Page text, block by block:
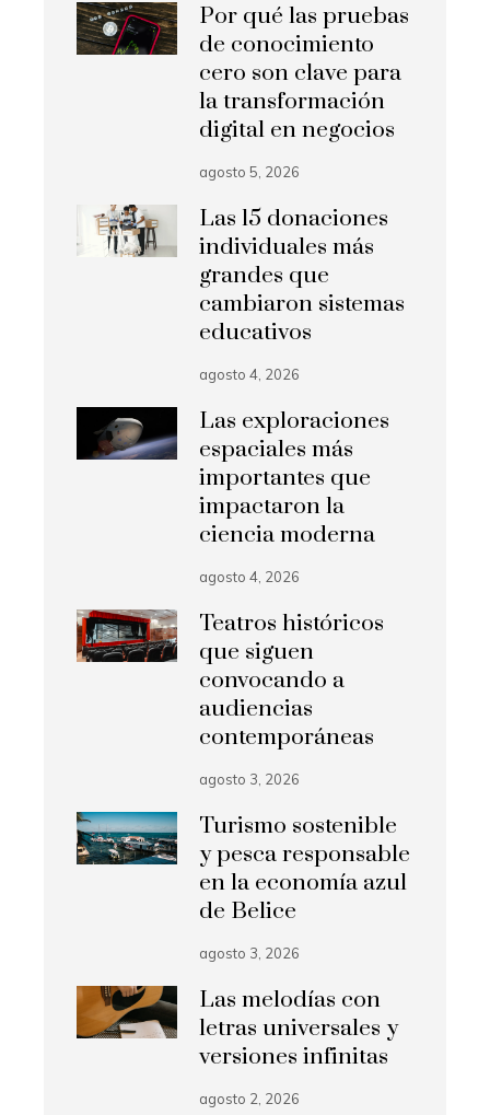
Por qué las pruebas
de conocimiento
cero son clave para
la transformación
digital en negocios
agosto 5, 2026
Las 15 donaciones
individuales más
grandes que
cambiaron sistemas
educativos
agosto 4, 2026
Las exploraciones
espaciales más
importantes que
impactaron la
ciencia moderna
agosto 4, 2026
Teatros históricos
que siguen
convocando a
audiencias
contemporáneas
agosto 3, 2026
Turismo sostenible
y pesca responsable
en la economía azul
de Belice
agosto 3, 2026
Las melodías con
letras universales y
versiones infinitas
agosto 2, 2026